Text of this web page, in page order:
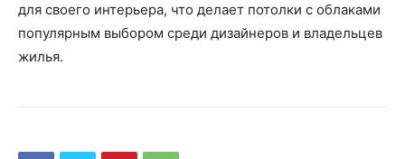
для своего интерьера, что делает потолки с облаками
популярным выбором среди дизайнеров и владельцев
жилья.